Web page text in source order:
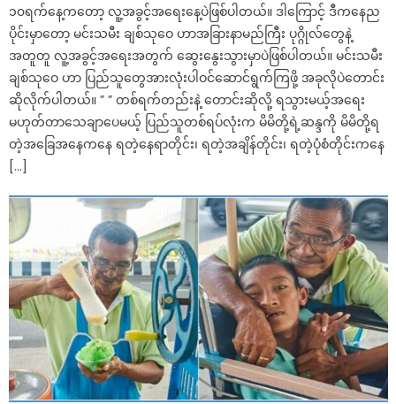
၁၀ရက်နေ့ကတော့ လူ့အခွင့်အရေးနေ့ပဲဖြစ်ပါတယ်။ ဒါကြောင့် ဒီကနေည
ပိုင်းမှာတော့ မင်းသမီး ချစ်သုဝေ ဟာအခြားနာမည်ကြီး ပုဂ္ဂိုလ်တွေနဲ့
အတူတူ လူ့အခွင့်အရေးအတွက် ဆွေးနွေးသွားမှာပဲဖြစ်ပါတယ်။ မင်းသမီး
ချစ်သုဝေ ဟာ ပြည်သူတွေအားလုံးပါဝင်ဆောင်ရွက်ကြဖို့ အခုလိုပဲတောင်း
ဆိုလိုက်ပါတယ်။ ” ” တစ်ရက်တည်းနဲ့ တောင်းဆိုလို့ ရသွားမယ့်အရေး
မဟုတ်တာသေချာပေမယ့် ပြည်သူတစ်ရပ်လုံးက မိမိတို့ရဲ့ဆန္ဒကို မိမိတို့ရ
တဲ့အခြေအနေကနေ ရတဲ့နေရာတိုင်း၊ ရတဲ့အချိန်တိုင်း၊ ရတဲ့ပုံစံတိုင်းကနေ
[…]